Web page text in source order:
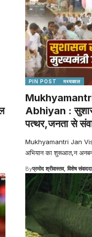
PIN POST मध्यकाल
Abhiyan :
पत्थर,जनता से
Mukhyamantri Jan
अभियान का शुरूआत,न
Byप्रमोद श्रीवास्तव, विशेष